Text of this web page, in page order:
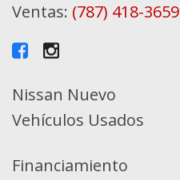
Ventas: (787) 418-3659
Nissan Nuevo
Vehículos Usados
Financiamiento